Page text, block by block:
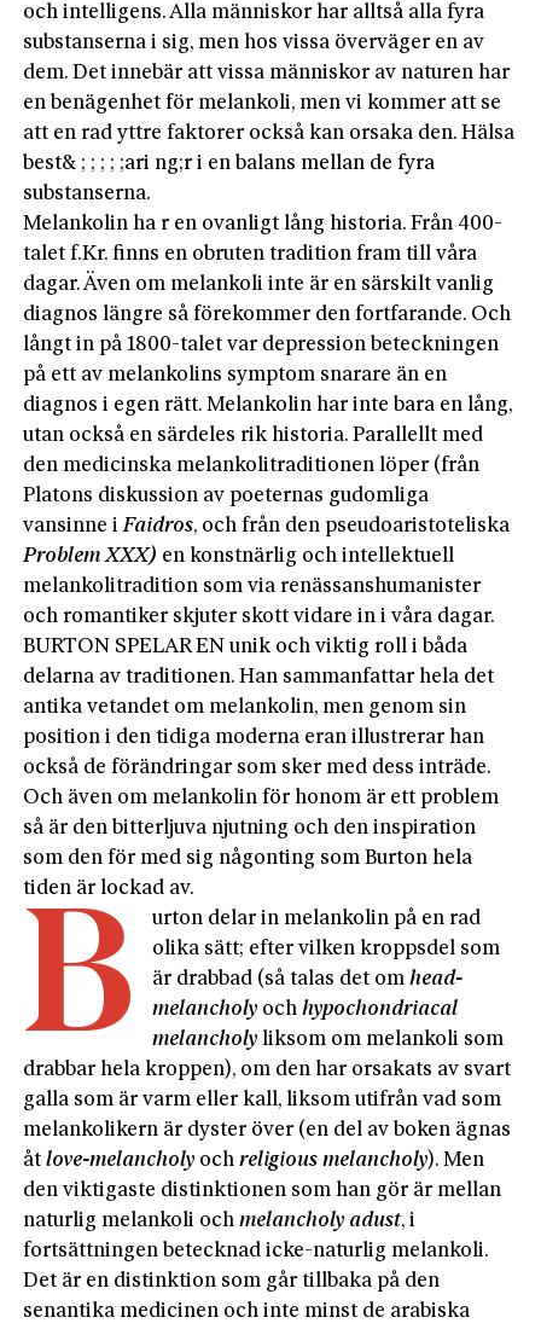
och intelligens. Alla människor har alltså alla fyra
substanserna i sig, men hos vissa överväger en av
dem. Det innebär att vissa människor av naturen har
en benägenhet för melankoli, men vi kommer att se
att en rad yttre faktorer också kan orsaka den. Hälsa
best& ; ; ; ; ;ari ng;r i en balans mellan de fyra
substanserna.
Melankolin ha r en ovanligt lång historia. Från 400-
talet f.Kr. finns en obruten tradition fram till våra
dagar. Även om melankoli inte är en särskilt vanlig
diagnos längre så förekommer den fortfarande. Och
långt in på 1800-talet var depression beteckningen
på ett av melankolins symptom snarare än en
diagnos i egen rätt. Melankolin har inte bara en lång,
utan också en särdeles rik historia. Parallellt med
den medicinska melankolitraditionen löper (från
Platons diskussion av poeternas gudomliga
vansinne iFaidros, och från den pseudoaristoteliska
Problem XXX) en konstnärlig och intellektuell
melankolitradition som via renässanshumanister
och romantiker skjuter skott vidare in i våra dagar.
BURTON SPELAR EN unik och viktig roll i båda
delarna av traditionen. Han sammanfattar hela det
antika vetandet om melankolin, men genom sin
position i den tidiga moderna eran illustrerar han
också de förändringar som sker med dess inträde.
Och även om melankolin för honom är ett problem
så är den bitterljuva njutning och den inspiration
som den för med sig någonting som Burton hela
tiden är lockad av.
B
urton delar in melankolin på en rad
olika sätt; efter vilken kroppsdel som
är drabbad (så talas det omhead-
melancholy ochhypochondriacal
melancholy liksom om melankoli som
drabbar hela kroppen), om den har orsakats av svart
galla som är varm eller kall, liksom utifrån vad som
melankolikern är dyster över (en del av boken ägnas
åtlove-melancholy ochreligious melancholy). Men
den viktigaste distinktionen som han gör är mellan
naturlig melankoli ochmelancholy adust, i
fortsättningen betecknad icke-naturlig melankoli.
Det är en distinktion som går tillbaka på den
senantika medicinen och inte minst de arabiska